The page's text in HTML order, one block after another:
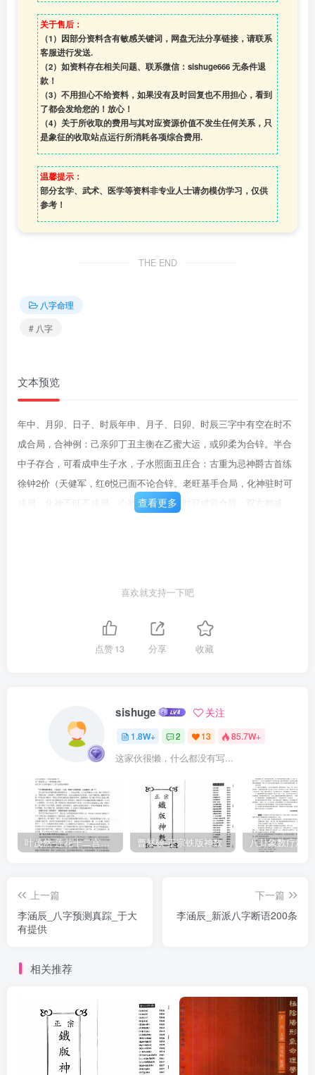
关于售后：
（1）因部分资料含有敏感关键词，网盘无法分享链接，请联系
客服进行发送.
（2）如资料存在相关问题、联系微信：sishuge666 无条件退
款！
（3） 不用担心不给资料，如果没有及时回复也不用担心，看到
了都会发给您的！放心！
（4） 关于所收取的费用与其对应资源价值不发生任何关系，只
是象征的收取站点运行所消耗各项综合费用.
温馨提示：
部分玄学、武术、医学等资料非专业人士请勿模仿学习，仅供
参考！
THE END
八字命理
# 八字
文本预览
年中、月卯、日子、时辰年申、月子、日卯、时辰三字中有空在时不
成合局，合神例：己亲卯丁丑主衡在乙蜜大运，或卯柔为合锌。半合
中子存合，可看成申生子水，子水照面丑庄合：古重为忌神爵古首练
徐钟2价（天健军，红6悦已面不论合锌。老旺基手合局，化神驻时可
成局，化神不旺不成局。心神很弱时，有时可成容合辞，双方都减
查看更多
喜欢就支持一下吧
点赞13 分享 收藏
sishuge 关注
1.8W+ 2 13 85.7W+
这家伙很懒，什么都没有写...
叶茂然-莲花十二宫佛家奇门面授及答疑 曹展硕-正宗铁版神数
上一篇
李涵辰_八字预测真踪_于大
有提供
下一篇
李涵辰_新派八字断语200条
相关推荐